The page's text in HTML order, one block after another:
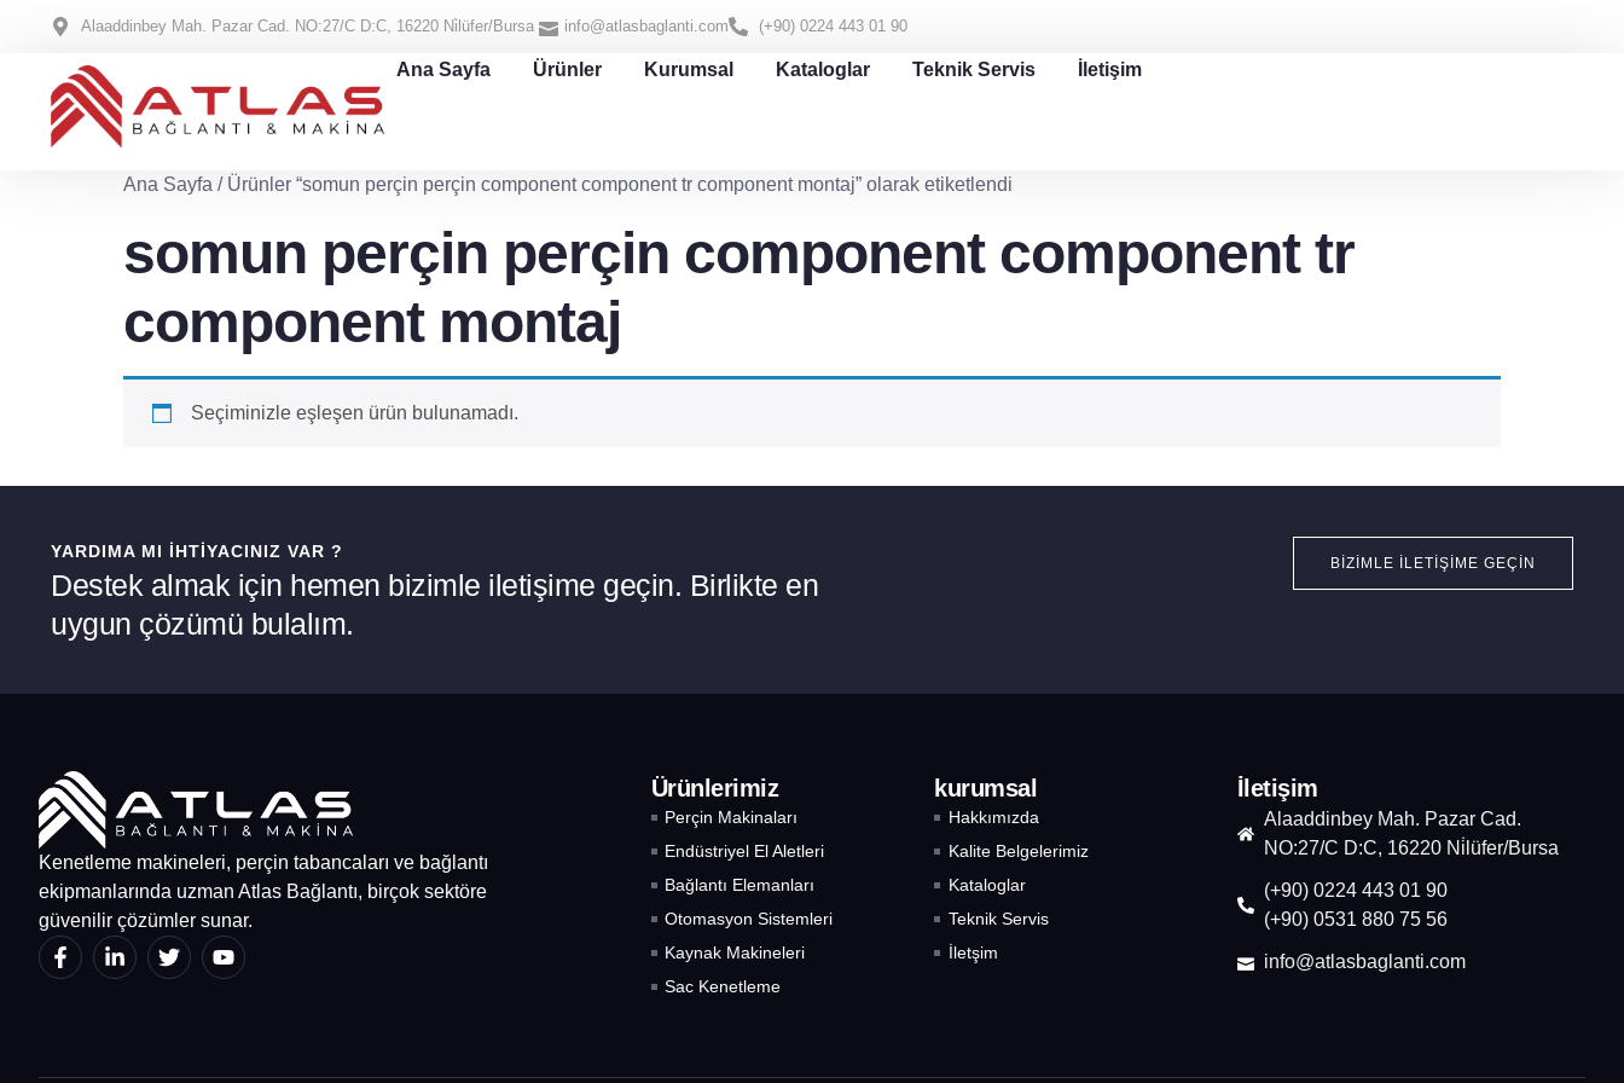
Alaaddinbey Mah. Pazar Cad. NO:27/C D:C, 16220 Ni̇lüfer/Bursa info@atlasbaglanti.com (+90) 0224 443 01 90
Ana Sayfa Ürünler Kurumsal Kataloglar Teknik Servis İletişim
Ana Sayfa / Ürünler “somun perçin perçin component component tr component montaj” olarak etiketlendi
somun perçin perçin component component tr
component montaj
Seçiminizle eşleşen ürün bulunamadı.
YARDIMA MI İHTIYACINIZ VAR ?
Destek almak için hemen bizimle iletişime geçin. Birlikte en
uygun çözümü bulalım.
BIZIMLE İLETIŞIME GEÇIN
Kenetleme makineleri, perçin tabancaları ve bağlantı
ekipmanlarında uzman Atlas Bağlantı, birçok sektöre
güvenilir çözümler sunar.
Ürünlerimiz
Perçin Makinaları
Endüstriyel El Aletleri
Bağlantı Elemanları
Otomasyon Sistemleri
Kaynak Makineleri
Sac Kenetleme
kurumsal
Hakkımızda
Kalite Belgelerimiz
Kataloglar
Teknik Servis
İletşim
İletişim
Alaaddinbey Mah. Pazar Cad.
NO:27/C D:C, 16220 Ni̇lüfer/Bursa
(+90) 0224 443 01 90
(+90) 0531 880 75 56
info@atlasbaglanti.com